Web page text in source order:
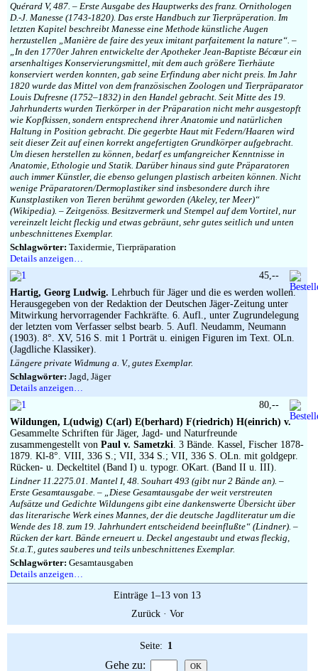
Quérard V, 487. – Erste Ausgabe des Hauptwerks des franz. Ornithologen
D.-J. Manesse (1743-1820). Das erste Handbuch zur Tierpräperation. Im
letzten Kapitel beschreibt Manesse eine Methode künstliche Augen
herzustellen „Manière de faire des yeux imitant parfaitement la nature“. –
„In den 1770er Jahren entwickelte der Apotheker Jean-Baptiste Bécœur ein
arsenhaltiges Konservierungsmittel, mit dem auch größere Tierhäute
konserviert werden konnten, gab seine Erfindung aber nicht preis. Im Jahr
1820 wurde das Mittel von dem französischen Zoologen und Tierpräparator
Louis Dufresne (1752–1832) in den Handel gebracht. Seit Mitte des 19.
Jahrhunderts wurden Tierkörper in der Präparation nicht mehr ausgestopft
wie Kopfkissen, sondern entsprechend ihrer Anatomie und natürlichen
Haltung in Position gebracht. Die gegerbte Haut mit Federn/Haaren wird
seit dieser Zeit auf einen korrekt angefertigten Grundkörper aufgebracht.
Um diesen herstellen zu können, bedarf es umfangreicher Kenntnisse in
Anatomie, Ethologie und Statik. Darüber hinaus sind gute Präparatoren
auch immer Künstler, die ebenso gelungen plastisch arbeiten können. Nicht
wenige Präparatoren/Dermoplastiker sind insbesondere durch ihre
Kunstplastiken von Tieren berühmt geworden (Akeley, ter Meer)“
(Wikipedia). – Zeitgenöss. Besitzvermerk und Stempel auf dem Vortitel, nur
vereinzelt leicht fleckig und etwas gebräunt, sehr gutes seitlich und unten
unbeschnittenes Exemplar.
Schlagwörter: Taxidermie, Tierpräparation
Details anzeigen…
Hartig, Georg Ludwig. Lehrbuch für Jäger und die es werden wollen.
Herausgegeben von der Redaktion der Deutschen Jäger-Zeitung unter
Mitwirkung hervorragender Fachkräfte. 6. Aufl., unter Zugrundelegung
der letzten vom Verfasser selbst bearb. 5. Aufl. Neudamm, Neumann
(1903). 8°. XV, 516 S. mit 1 Porträt u. einigen Figuren im Text. OLn.
(Jagdliche Klassiker).
Längere private Widmung a. V., gutes Exemplar.
Schlagwörter: Jagd, Jäger
Details anzeigen…
45,--
Wildungen, L(udwig) C(arl) E(berhard) F(riedrich) H(einrich) v.
Gesammelte Schriften für Jäger, Jagd- und Naturfreunde
zusammengestellt von Paul v. Sametzki. 3 Bände. Kassel, Fischer 1878-
1879. Kl-8°. VIII, 336 S.; VII, 334 S.; VII, 336 S. OLn. mit goldgepr.
Rücken- u. Deckeltitel (Band I) u. typogr. OKart. (Band II u. III).
Lindner 11.2275.01. Mantel I, 48. Souhart 493 (gibt nur 2 Bände an). –
Erste Gesamtausgabe. – „Diese Gesamtausgabe der weit verstreuten
Aufsätze und Gedichte Wildungens gibt eine dankenswerte Übersicht über
das literarische Werk eines Mannes, der die deutsche Jagdliteratur um die
Wende des 18. zum 19. Jahrhundert entscheidend beeinflußte“ (Lindner). –
Rücken der kart. Bände erneuert u. Deckel angestaubt und etwas fleckig,
St.a.T., gutes sauberes und teils unbeschnittenes Exemplar.
Schlagwörter: Gesamtausgaben
Details anzeigen…
80,--
Einträge 1–13 von 13
Zurück· Vor
Seite: 1
Gehe zu: